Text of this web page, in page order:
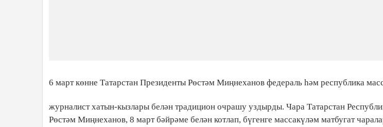
6 март көнне Татарстан Президенты Рөстәм Миңнеханов федераль һәм республика
журналист хатын-кызлары белән традицион очрашу уздырды. Чара Татарстан
Рөстәм Миңнеханов, 8 март бәйрәме белән котлап, бүгенге массакүләм матбугат